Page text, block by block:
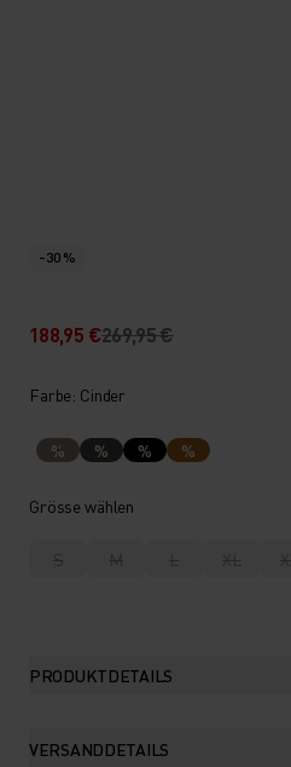
-30 %
188,95 €269,95 €
Farbe: Cinder
% % % %
Grösse wählen
S M L XL
PRODUKTDETAILS
VERSANDDETAILS